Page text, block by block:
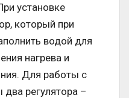
установке
который при
водой для
нагрева и
Для работы с
регулятора –